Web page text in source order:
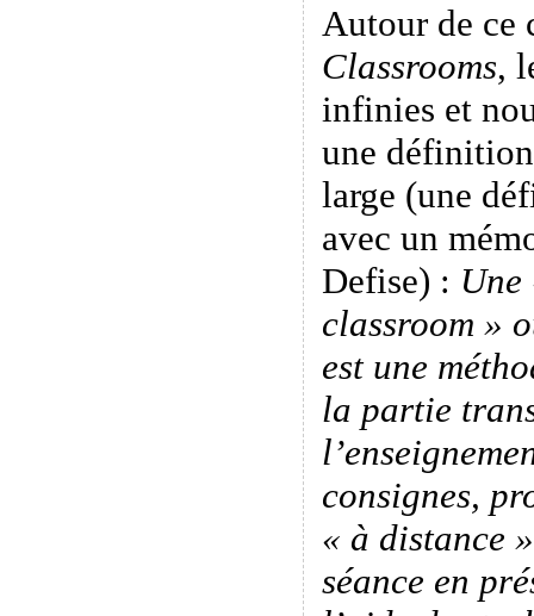
Autour de ce
Classrooms,
infinies et
une
large (une
avec un
Defise) :
classroom »
est une
la partie
consignes,
« à distance
séance en